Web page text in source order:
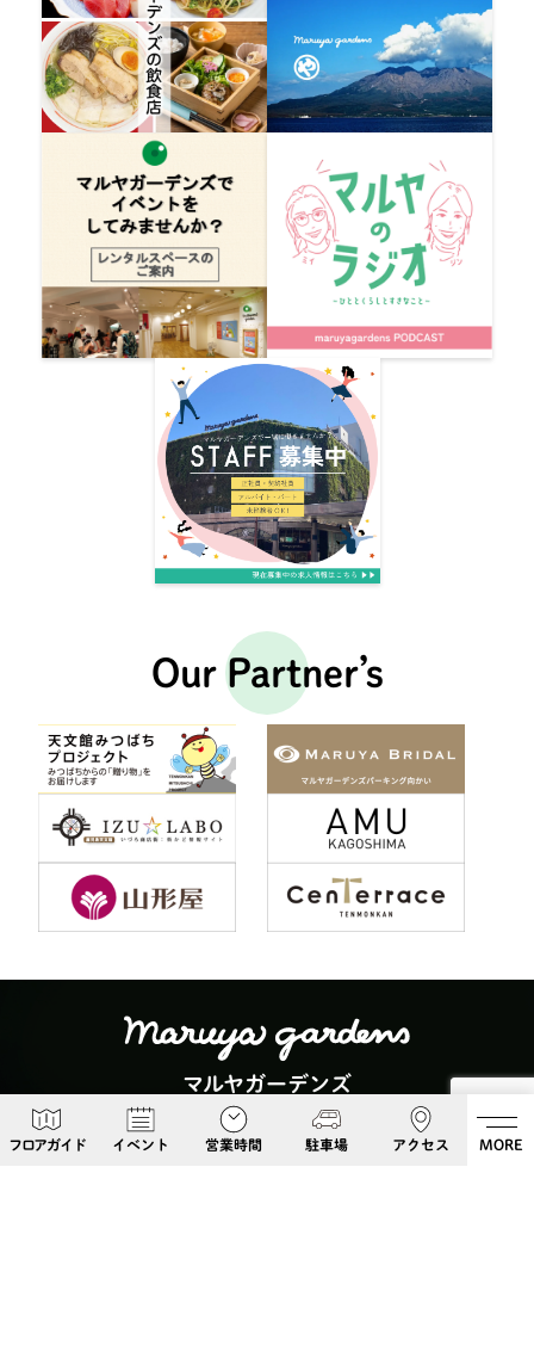
フロアガイド イベント 営業時間 駐車場 アクセス MORE
Our Partner’s
マルヤガーデンズ
〒892-0826 鹿児島県鹿児島市呉服町６−５